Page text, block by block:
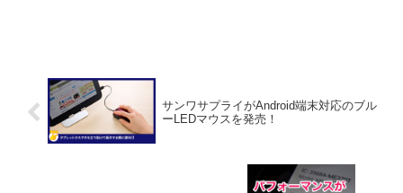
サンワサプライがAndroid端末対応のブル
ーLEDマウスを発売！